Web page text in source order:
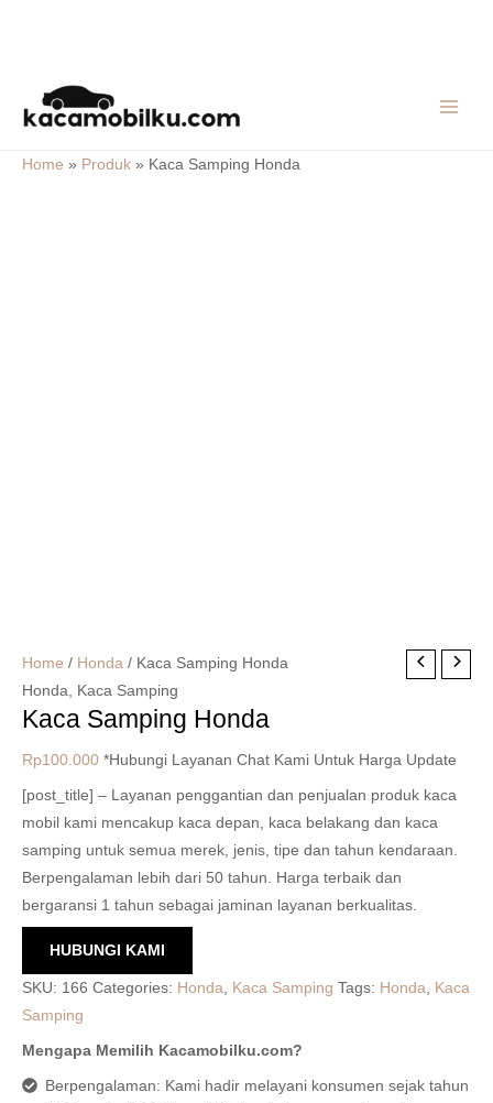
content
Home » Produk » Kaca Samping Honda
Home / Honda / Kaca Samping Honda
Honda, Kaca Samping
Kaca Samping Honda
Rp100.000 *Hubungi Layanan Chat Kami Untuk Harga Update
[post_title] – Layanan penggantian dan penjualan produk kaca
mobil kami mencakup kaca depan, kaca belakang dan kaca
samping untuk semua merek, jenis, tipe dan tahun kendaraan.
Berpengalaman lebih dari 50 tahun. Harga terbaik dan
bergaransi 1 tahun sebagai jaminan layanan berkualitas.
HUBUNGI KAMI
SKU: 166 Categories: Honda, Kaca Samping Tags: Honda, Kaca
Samping
Mengapa Memilih Kacamobilku.com?
Berpengalaman: Kami hadir melayani konsumen sejak tahun